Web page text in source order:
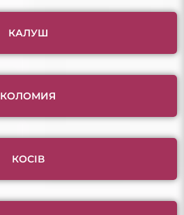
КАЛУШ
КОЛОМИЯ
КОСІВ